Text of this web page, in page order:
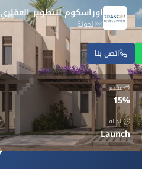
اتصل بنا
اوراسكوم للتطوير العقاري
الجونة
مقدم
15%
الحالة
Launch